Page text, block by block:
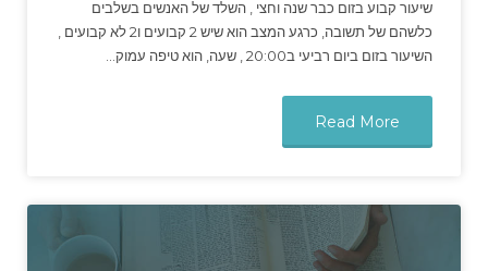
שיעור קבוע בזום כבר שנה וחצי , השלד של האנשים בשלבים
כלשהם של תשובה, כרגע המצב הוא שיש 2 קבועים ו2 לא קבועים ,
השיעור בזום ביום רביעי ב20:00 , שעה, הוא טיפה עמוק…
Read More